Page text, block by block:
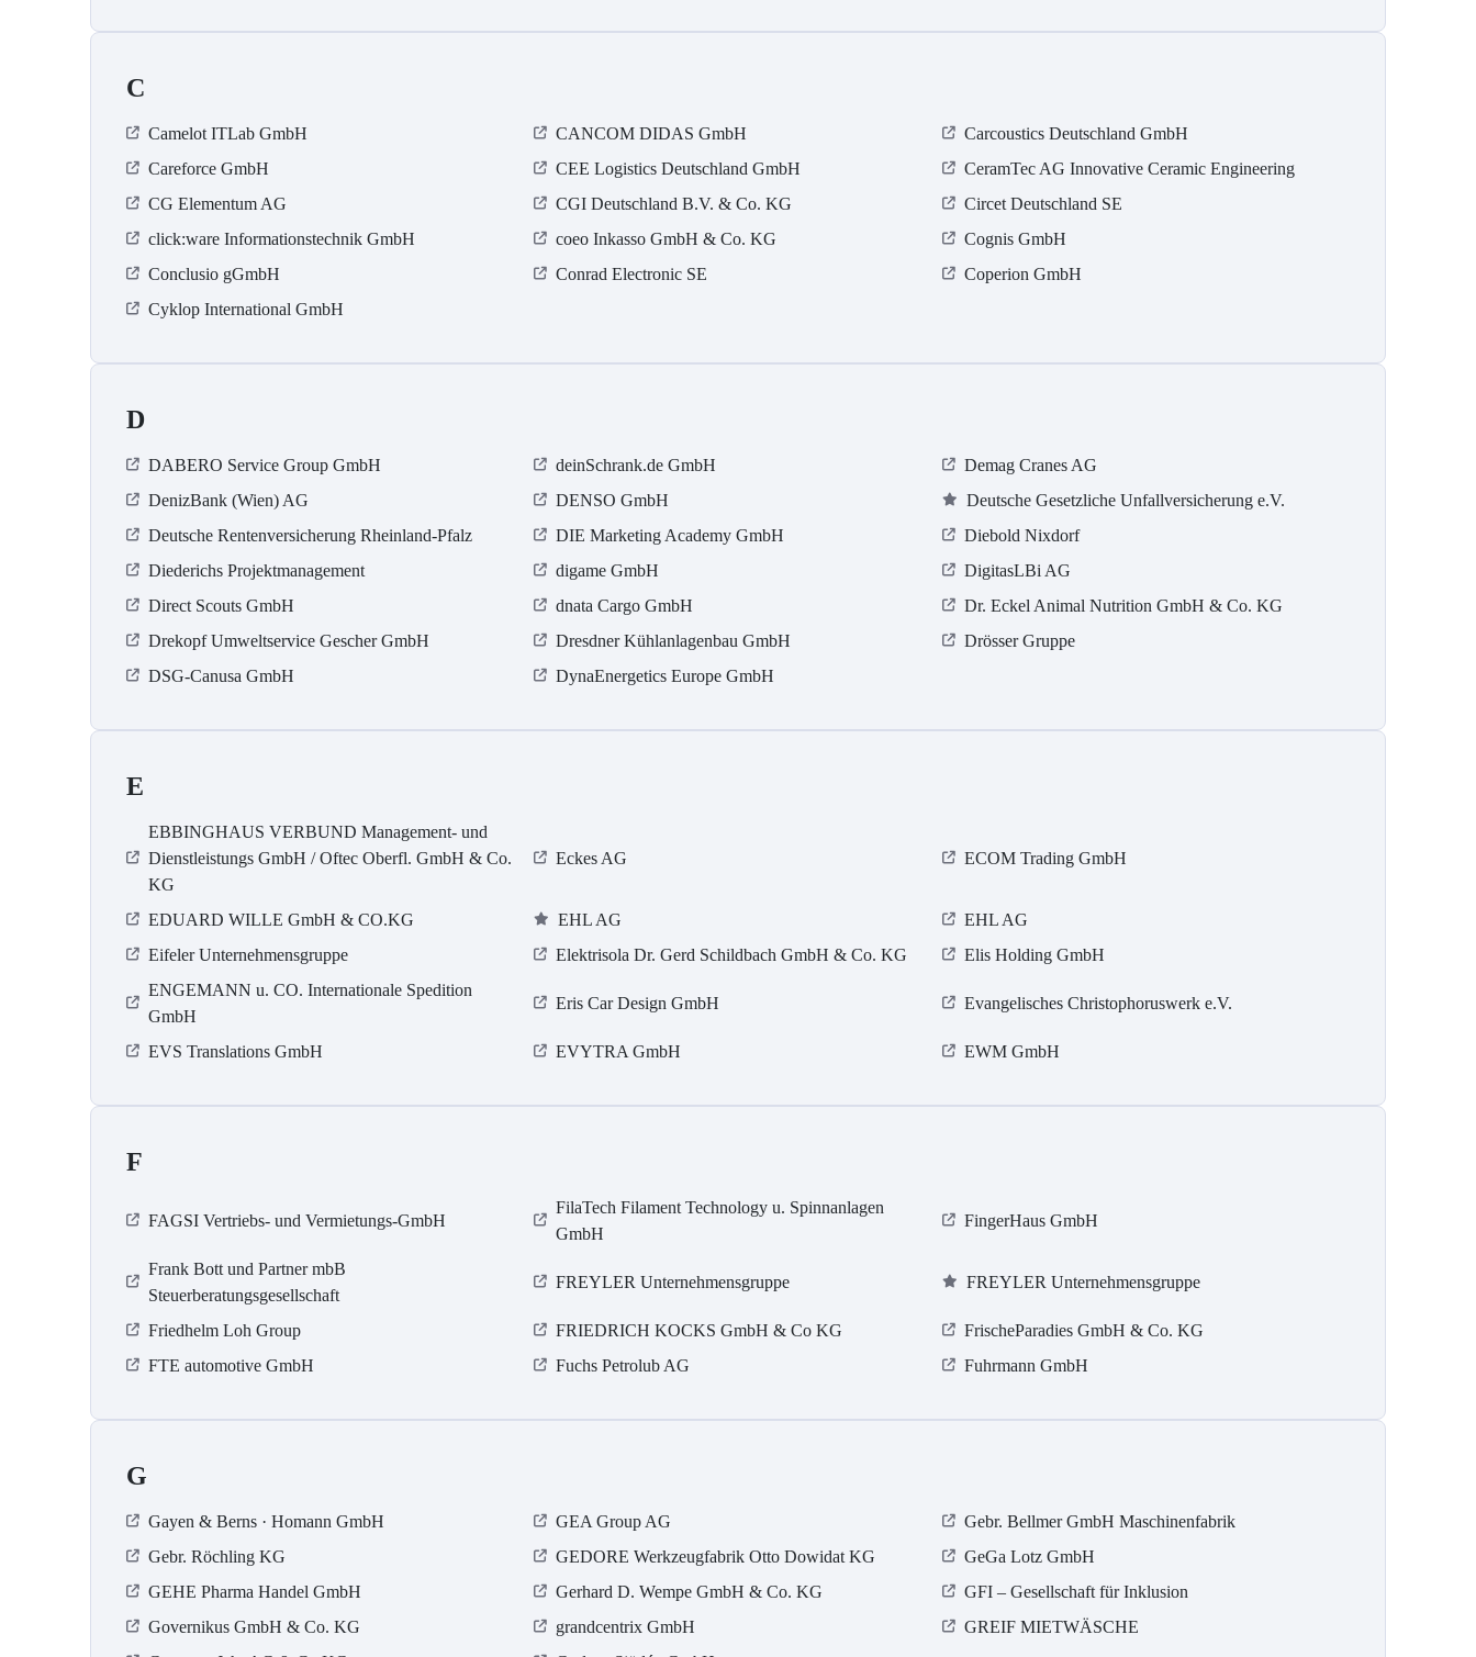
C
Camelot ITLab GmbH CANCOM DIDAS GmbH
Carcoustics Deutschland GmbH
Careforce GmbH
CEE Logistics Deutschland GmbH
CeramTec AG Innovative Ceramic Engineering
CG Elementum AG
CGI Deutschland B.V. & Co. KG
Circet Deutschland SE
click:ware Informationstechnik GmbH
coeo Inkasso GmbH & Co. KG
Cognis GmbH
Conclusio gGmbH
Conrad Electronic SE
Coperion GmbH
Cyklop International GmbH
D
DABERO Service Group GmbH deinSchrank.de GmbH
Demag Cranes AG
DenizBank (Wien) AG
DENSO GmbH
Deutsche Gesetzliche Unfallversicherung e.V.
Deutsche Rentenversicherung Rheinland-Pfalz
DIE Marketing Academy GmbH
Diebold Nixdorf
Diederichs Projektmanagement
digame GmbH
DigitasLBi AG
Direct Scouts GmbH
dnata Cargo GmbH
Dr. Eckel Animal Nutrition GmbH & Co. KG
Drekopf Umweltservice Gescher GmbH
Dresdner Kühlanlagenbau GmbH
Drösser Gruppe
DSG-Canusa GmbH
DynaEnergetics Europe GmbH
E
EBBINGHAUS VERBUND Management- und
Dienstleistungs GmbH / Oftec Oberfl. GmbH & Co.
KG
Eckes AG ECOM Trading GmbH
EDUARD WILLE GmbH & CO.KG EHL AG
EHL AG
Eifeler Unternehmensgruppe
Elektrisola Dr. Gerd Schildbach GmbH & Co. KG
Elis Holding GmbH
ENGEMANN u. CO. Internationale Spedition
GmbH
Eris Car Design GmbH Evangelisches Christophoruswerk e.V.
EVS Translations GmbH EVYTRA GmbH EWM GmbH
F
FAGSI Vertriebs- und Vermietungs-GmbH
FilaTech Filament Technology u. Spinnanlagen
GmbH
FingerHaus GmbH
Frank Bott und Partner mbB
Steuerberatungsgesellschaft
FREYLER Unternehmensgruppe FREYLER Unternehmensgruppe
Friedhelm Loh Group FRIEDRICH KOCKS GmbH & Co KG
FrischeParadies GmbH & Co. KG
FTE automotive GmbH
Fuchs Petrolub AG Fuhrmann GmbH
G
Gayen & Berns · Homann GmbH GEA Group AG
Gebr. Bellmer GmbH Maschinenfabrik
Gebr. Röchling KG
GEDORE Werkzeugfabrik Otto Dowidat KG
GeGa Lotz GmbH
GEHE Pharma Handel GmbH
Gerhard D. Wempe GmbH & Co. KG
GFI – Gesellschaft für Inklusion
Governikus GmbH & Co. KG
grandcentrix GmbH
GREIF MIETWÄSCHE